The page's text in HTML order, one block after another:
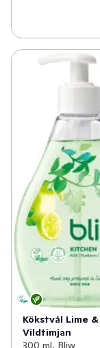
Kökstvål Lime &
Vildtimjan
300 ml, Bliw